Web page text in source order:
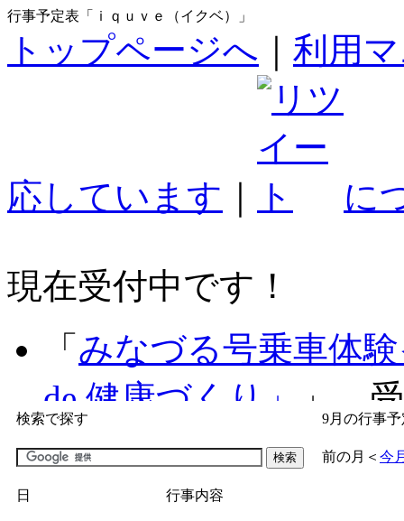
行事予定表「ｉｑｕｖｅ（イクベ）」
トップページへ 利用
応しています に
現在受付中です！
「 みなづる号乗車体
de 健康づくり」
」 受
「子育て交流広場「
間：2026/07/09～
検索で探す 9月の行事予
前の月 ＜ 今
日 行事内容